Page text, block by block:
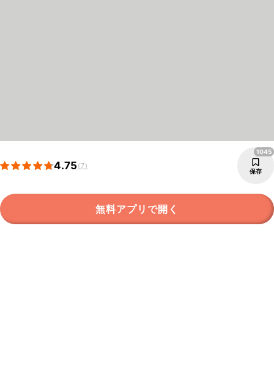
4.75 (7)
保存
1045
無料アプリで開く